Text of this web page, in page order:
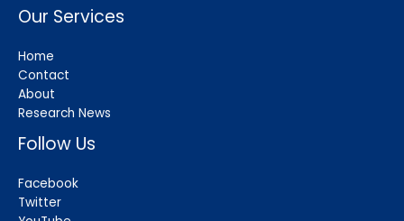
Our Services
Home
Contact
About
Research News
Follow Us
Facebook
Twitter